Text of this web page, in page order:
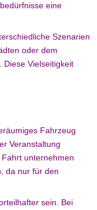
eine
Szenarien
oder dem
Diese Vielseitigkeit
Fahrzeug
Veranstaltung
unternehmen
da nur für den
sein. Bei